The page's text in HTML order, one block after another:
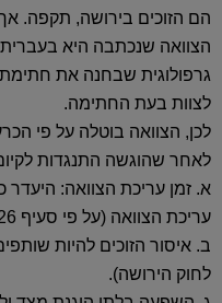
הם הזוכים בירושה, תקפה.
הצוואה שנכתבה היא
גרפולוגית שבחנה את
לצוות בעת החתימה.
לכן, הצוואה בוטלה על פי
לאחר שהוגשה התנגדות
א. זמן עריכת הצוואה: היעדר
עריכת הצוואה (על פי סעיף 26 לחוק הירושה).
לחוק הירושה).